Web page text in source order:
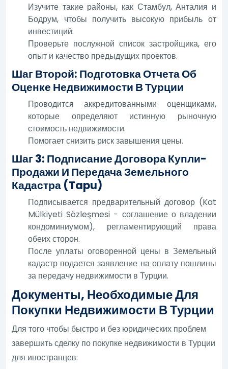
Изучите такие районы, как Стамбул, Анталия и
Бодрум, чтобы получить высокую прибыль от
инвестиций.
Проверьте послужной список застройщика, его
опыт и качество предыдущих проектов.
Шаг Второй: Подготовка Отчета Об
Оценке Недвижимости В Турции
Проводится аккредитованными оценщиками,
которые определяют истинную рыночную
стоимость недвижимости.
Помогает снизить риск завышения цены.
Шаг 3: Подписание Договора Купли-
Продажи И Передача Земельного
Кадастра (Tapu)
Подписывается предварительный договор (Kat
Mülkiyeti Sözleşmesi - соглашение о владении
кондоминиумом), регламентирующий права
обеих сторон.
После уплаты оговоренной цены в Земельный
кадастр подается заявление на оплату пошлины
за передачу недвижимости в Турции.
Документы, Необходимые Для
Покупки Недвижимости В Турции
Для того чтобы быстро и без юридических проблем
завершить сделку по покупке недвижимости в Турции
для иностранцев: